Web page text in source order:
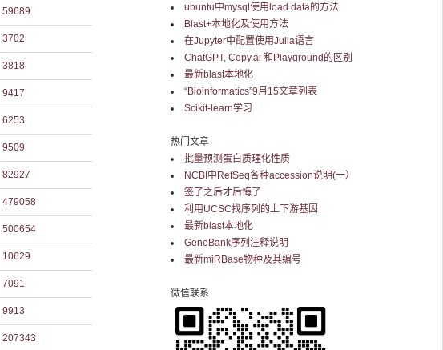
59689
3702
3818
9417
6253
9509
82927
479058
500654
10629
7091
9913
207343
ubuntu中mysql使用load data的方法
Blast+本地化及使用方法
在Jupyter中配置使用Julia语言
ChatGPT, Copy.ai 和Playground的区别
最新blast本地化
“Bioinformatics”9月15文章列表
Scikit-learn学习
热门文章
批量预测蛋白质理化性质
NCBI中RefSeq各种accession说明(一）
签了之后才后悔了
利用UCSC找序列的上下游基因
最新blast本地化
GeneBank序列注释说明
最新miRBase物种及其编号
微信联系